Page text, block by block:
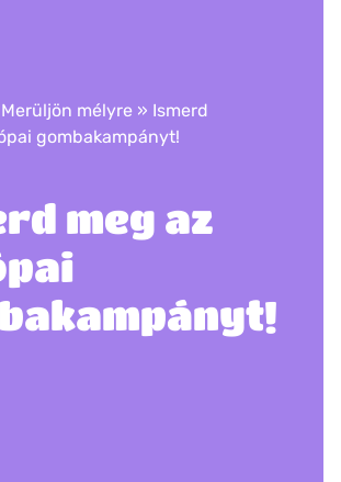
Merüljön mélyre» Ismerd
gombakampányt!
meg az